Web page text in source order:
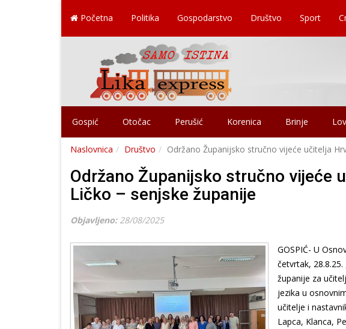
Početna Politika Gospodarstvo Društvo Sport
Gospić Otočac Perušić Korenica Brinje
Naslovnica Društvo Održano Županijsko stručno vijeće učitelja
Održano Županijsko stručno vijeće
Ličko – senjske županije
Objavljeno: 28/08/2025
GOSPIĆ- U
četvrtak,
županije za
jezika u
učitelje i
Lapca, Klanca,